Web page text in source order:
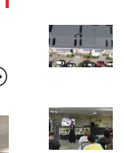
КРИМІНАЛ